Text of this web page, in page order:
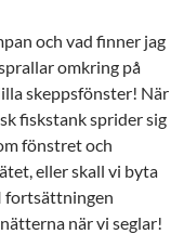
och vad finner jag
omkring på
skeppsfönster! När
fiskstank sprider sig
fönstret och
eller skall vi byta
fortsättningen
när vi seglar!